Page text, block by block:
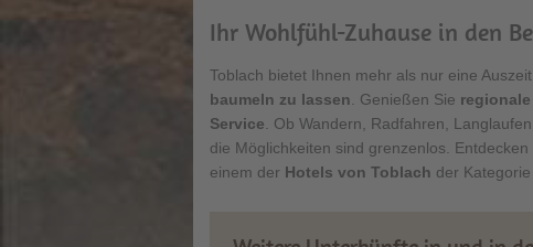
Ihr Wohlfühl-Zuhause in den
Toblach bietet Ihnen mehr als nur eine
baumeln zu lassen . Genießen Sie
Service . Ob Wandern, Radfahren,
die Möglichkeiten sind grenzenlos.
einem der Hotels von Toblach der